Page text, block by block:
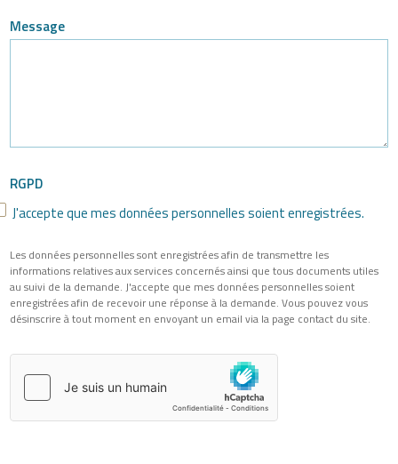
Message
RGPD
J'accepte que mes données personnelles soient enregistrées.
Les données personnelles sont enregistrées afin de transmettre les
informations relatives aux services concernés ainsi que tous documents utiles
au suivi de la demande. J'accepte que mes données personnelles soient
enregistrées afin de recevoir une réponse à la demande. Vous pouvez vous
désinscrire à tout moment en envoyant un email via la page contact du site.